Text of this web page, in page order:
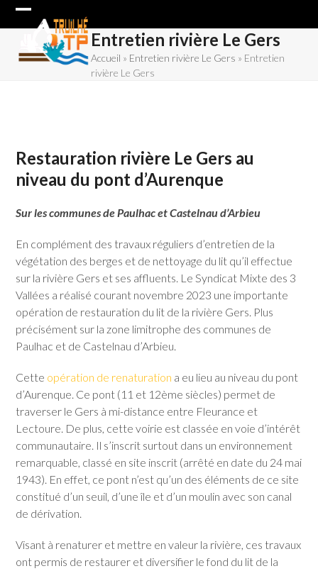
Skip
Open
mobile
Close
mobile
Entretien rivière Le Gers
Accueil » Entretien rivière Le Gers » Entretien
rivière Le Gers
Restauration rivière Le Gers au
niveau du pont d’Aurenque
Sur les communes de Paulhac et Castelnau d’Arbieu
En complément des travaux réguliers d’entretien de la
végétation des berges et de nettoyage du lit qu’il effectue
sur la rivière Gers et ses affluents. Le Syndicat Mixte des 3
Vallées a réalisé courant novembre 2023 une importante
opération de restauration du lit de la rivière Gers. Plus
précisément sur la zone limitrophe des communes de
Paulhac et de Castelnau d’Arbieu.
Cette opération de renaturation a eu lieu au niveau du pont
d’Aurenque. Ce pont (11 et 12ème siècles) permet de
traverser le Gers à mi-distance entre Fleurance et
Lectoure. De plus, cette voirie est classée en voie d’intérêt
communautaire. Il s’inscrit surtout dans un environnement
remarquable, classé en site inscrit (arrêté en date du 24 mai
1943). En effet, ce pont n’est qu’un des éléments de ce site
constitué d’un seuil, d’une île et d’un moulin avec son canal
de dérivation.
Visant à renaturer et mettre en valeur la rivière, ces travaux
ont permis de restaurer et diversifier le fond du lit de la